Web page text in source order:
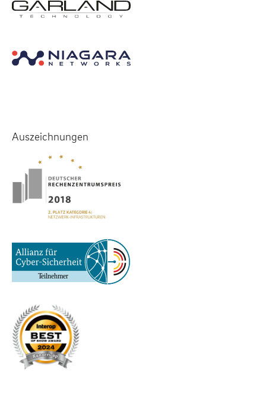
Auszeichnungen